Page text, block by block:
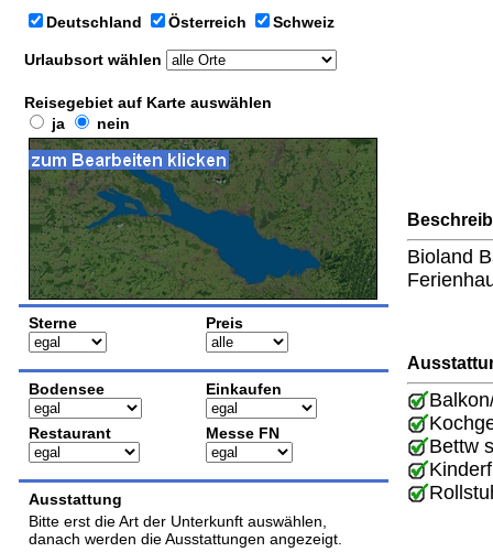
Urlaubsort wählen
Deutschland Österreich Schweiz
Reisegebiet auf Karte auswählen
ja
nein
Sterne Preis
Bodensee Einkaufen
Restaurant Messe FN
Ausstattung
Bitte erst die Art der Unterkunft auswählen,
danach werden die Ausstattungen angezeigt.
Bioland
Bettw